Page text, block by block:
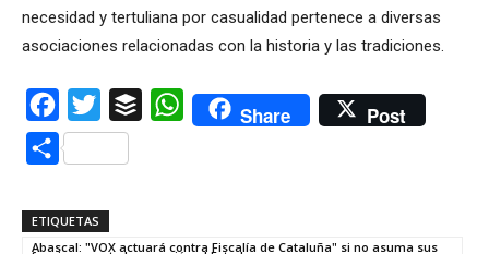
necesidad y tertuliana por casualidad pertenece a diversas
asociaciones relacionadas con la historia y las tradiciones.
Facebook
Twitter Buffer WhatsAppShare Post
Compartir
ETIQUETAS
Abascal: "VOX actuará contra Fiscalía de Cataluña" si no asuma sus